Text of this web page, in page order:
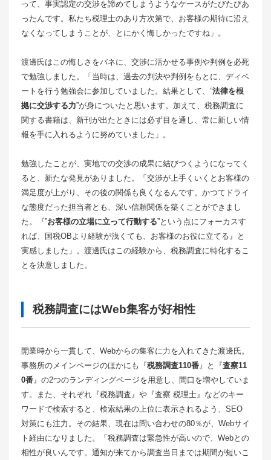
って、事実認定の交渉を諦めてしまうようなケースがたびたびあ
ったんです。私たち税理士のあり方次第で、お客様の期待に沿え
なくなってしまうことが、とにかく悔しかったですね」。
渡邊氏はこの悔しさをバネに、交渉に活かせる事例や判例を必死
で勉強しました。「当時は、過去の判決や判例をもとに、ディベ
ートを行う勉強会に参加していました。結果として、”法律を根
拠に交渉する力”が身についたと思います。加えて、税務調査に
関する書籍は、新刊が出たときには必ず目を通し、常に新しい情
報を手に入れるように努めていました」。
勉強したことが、実地での交渉の成果に結びつくようになってく
ると、新たな発見がありました。「交渉が上手くいくとお客様の
満足度が上がり、その後の関係も良くなるんです。かつてドライ
な態度だった担当者とも、深い信頼関係を築くことができまし
た。『”お客様の立場に立って行動する”という点にフォーカスす
れば、国税OBより経験が浅くても、お客様のお役に立てる』と
実感しました」。渡邊氏はこの経験から、税務調査に特化するこ
とを決意しました。
税務調査にはWeb集客が好相性
開業時から一貫して、Webからの集客に力を入れてきた渡邊氏。
事務所のメインページのほかにも『税務調査110番 』と『査察11
0番 』の2つのランディングページを用意し、間口を増やしていま
す。また、それぞれ『税務調査』や『査察 税理士』などのキー
ワードで検索すると、検索結果の上位に表示されるよう、SEO
対策にも注力。その結果、現在は問い合わせの80％が、Webサイ
ト経由になりました。「税務調査は緊急性が高いので、Webとの
相性が良いんです。通知が来てから調査当日までは期間が短いこ